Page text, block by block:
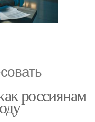
россиянам